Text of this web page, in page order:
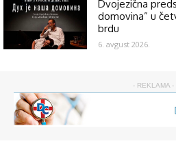
Dvojezična
domovina” u
brdu
6. avgust 2026.
- REKLAMA -